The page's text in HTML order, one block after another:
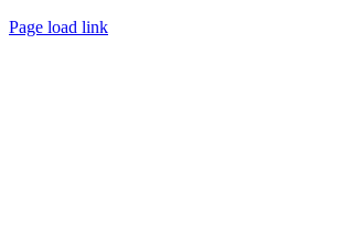
Page load link